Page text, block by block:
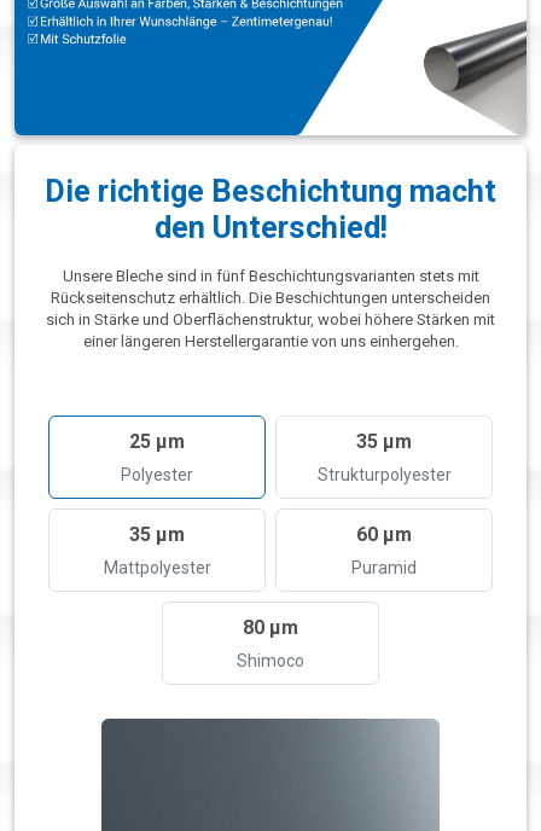
Die richtige Beschichtung macht
den Unterschied!
Unsere Bleche sind in fünf Beschichtungsvarianten stets mit
Rückseitenschutz erhältlich. Die Beschichtungen unterscheiden
sich in Stärke und Oberflächenstruktur, wobei höhere Stärken mit
einer längeren Herstellergarantie von uns einhergehen.
25 µm
Polyester
35 µm
Strukturpolyester
35 µm
Mattpolyester
60 µm
Puramid
80 µm
Shimoco